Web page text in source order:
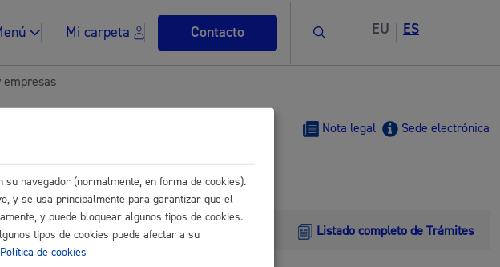
Mi carpeta Contacto Buscar EU ES
Impuestos y multas
empresas
Sede electrónica
Nota legal
Buscar Listado completo de Trámites
navegador (normalmente, en forma de cookies).
y se usa principalmente para garantizar que el
y puede bloquear algunos tipos de cookies.
tipos de cookies puede afectar a su
de cookies